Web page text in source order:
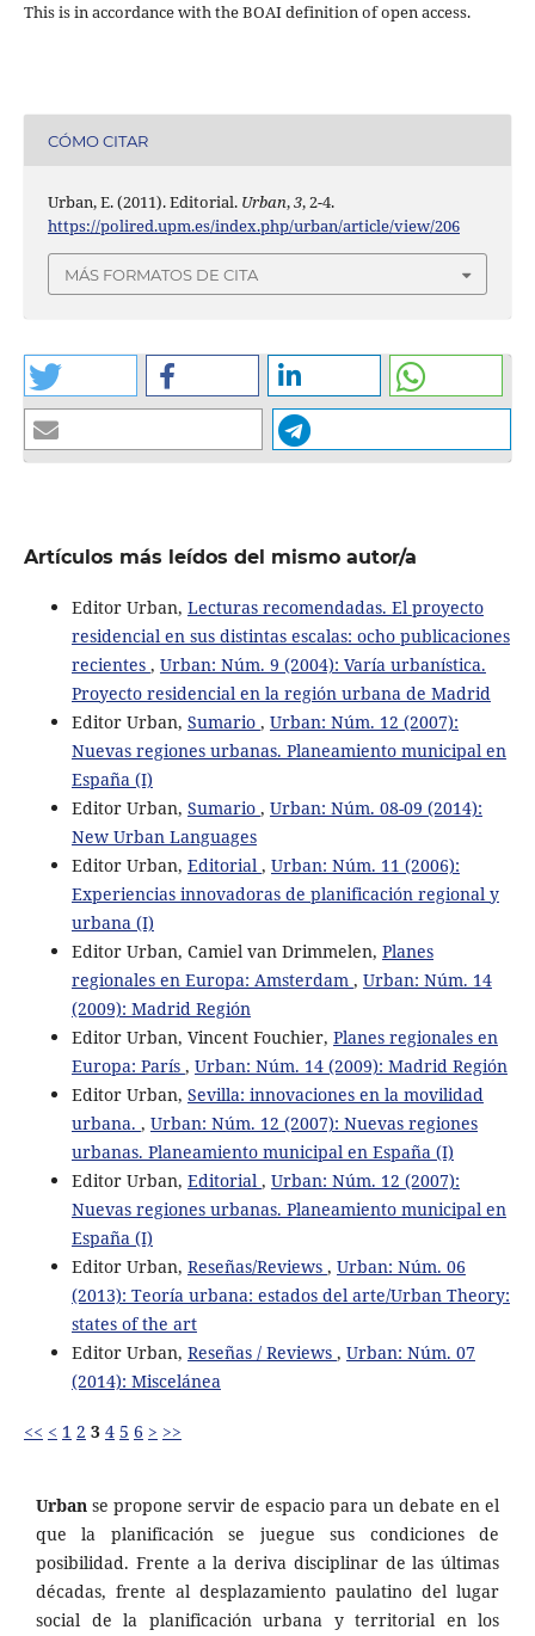
This is in accordance with the BOAI definition of open access.
CÓMO CITAR
Urban, E. (2011). Editorial. Urban,3, 2-4.
https://polired.upm.es/index.php/urban/article/view/206
MÁS FORMATOS DE CITA
Artículos más leídos del mismo autor/a
Editor Urban, Lecturas recomendadas. El proyecto
residencial en sus distintas escalas: ocho publicaciones
recientes , Urban: Núm. 9 (2004): Varía urbanística.
Proyecto residencial en la región urbana de Madrid
Editor Urban, Sumario , Urban: Núm. 12 (2007):
Nuevas regiones urbanas. Planeamiento municipal en
España (I)
Editor Urban, Sumario , Urban: Núm. 08-09 (2014):
New Urban Languages
Editor Urban, Editorial , Urban: Núm. 11 (2006):
Experiencias innovadoras de planificación regional y
urbana (I)
Editor Urban, Camiel van Drimmelen, Planes
regionales en Europa: Amsterdam , Urban: Núm. 14
(2009): Madrid Región
Editor Urban, Vincent Fouchier, Planes regionales en
Europa: París , Urban: Núm. 14 (2009): Madrid Región
Editor Urban, Sevilla: innovaciones en la movilidad
urbana. , Urban: Núm. 12 (2007): Nuevas regiones
urbanas. Planeamiento municipal en España (I)
Editor Urban, Editorial , Urban: Núm. 12 (2007):
Nuevas regiones urbanas. Planeamiento municipal en
España (I)
Editor Urban, Reseñas/Reviews , Urban: Núm. 06
(2013): Teoría urbana: estados del arte/Urban Theory:
states of the art
Editor Urban, Reseñas / Reviews , Urban: Núm. 07
(2014): Miscelánea
<< < 1 2 3 4 5 6 > >>
Urban se propone servir de espacio para un debate en el
que la planificación se juegue sus condiciones de
posibilidad. Frente a la deriva disciplinar de las últimas
décadas, frente al desplazamiento paulatino del lugar
social de la planificación urbana y territorial en los